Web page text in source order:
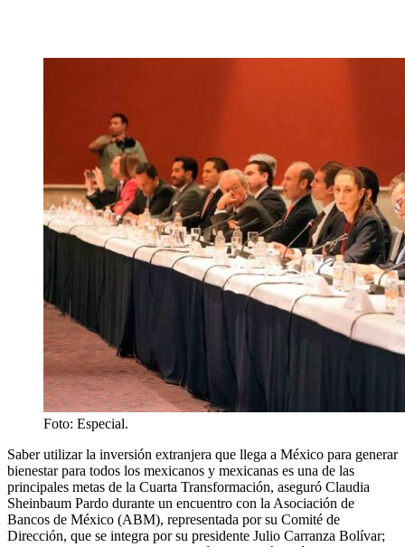
Foto: Especial.
Saber utilizar la inversión extranjera que llega a México para generar
bienestar para todos los mexicanos y mexicanas es una de las
principales metas de la Cuarta Transformación, aseguró Claudia
Sheinbaum Pardo durante un encuentro con la Asociación de
Bancos de México (ABM), representada por su Comité de
Dirección, que se integra por su presidente Julio Carranza Bolívar;